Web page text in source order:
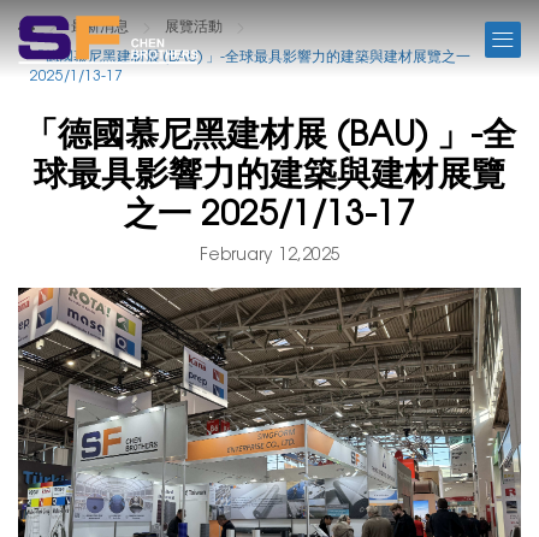
最新消息
展覽活動
「德國慕尼黑建材展 (BAU) 」-全球最具影響力的建築與建材展覽之一
2025/1/13-17
「德國慕尼黑建材展 (BAU) 」-全
球最具影響力的建築與建材展覽
之一 2025/1/13-17
February 12,2025